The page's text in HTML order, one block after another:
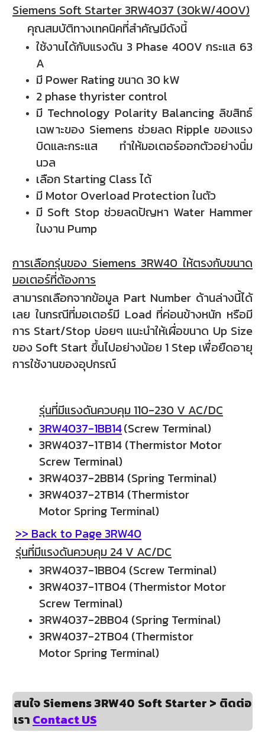
Siemens Soft Starter 3RW4037 (30kW/400V)
คุณสมบัติทางเทคนิคที่สำคัญมีดังนี้
ใช้งานได้กับแรงดัน 3 Phase 400V กระแส 63
A
มี Power Rating ขนาด 30 kW
2 phase thyrister control
มี Technology Polarity Balancing ลิขสิทธ์
เฉพาะของ Siemens ช่วยลด Ripple ของแรง
บิดและกระแส ทำให้มอเตอร์ออกตัวอย่างนิ่ม
นวล
เลือก Starting Class ได้
มี Motor Overload Protection ในตัว
มี Soft Stop ช่วยลดปัญหา Water Hammer
ในงาน Pump
การเลือกรุ่นของ Siemens 3RW40 ให้ตรงกับขนาด
มอเตอร์ที่ต้องการ
สามารถเลือกจากข้อมูล Part Number ด้านล่างนี้ได้
เลย ในกรณีที่มอเตอร์มี Load ที่ค่อนข้างหนัก หรือมี
การ Start/Stop บ่อยๆ แนะนำให้เผื่อขนาด Up Size
ของ Soft Start ขึ้นไปอย่างน้อย 1 Step เพื่อยืดอายุ
การใช้งานของอุปกรณ์
รุ่นที่มีแรงดันควบคุม 110-230 V AC/DC
3RW4037-1BB14(Screw Terminal)
3RW4037-1TB14 (Thermistor Motor
Screw Terminal)
3RW4037-2BB14 (Spring Terminal)
3RW4037-2TB14 (Thermistor
Motor Spring Terminal)
>> Back to Page 3RW40
รุ่นที่มีแรงดันควบคุม 24 V AC/DC
3RW4037-1BB04 (Screw Terminal)
3RW4037-1TB04 (Thermistor Motor
Screw Terminal)
3RW4037-2BB04 (Spring Terminal)
3RW4037-2TB04 (Thermistor
Motor Spring Terminal)
สนใจ Siemens 3RW40 Soft Starter > ติดต่อ
เรา Contact US